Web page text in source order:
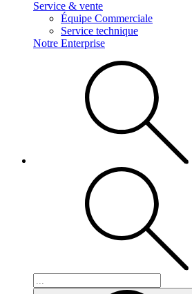
Service & vente
Équipe Commerciale
Service technique
Notre Enterprise